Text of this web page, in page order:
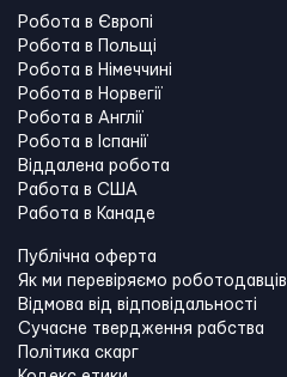
Робота в Європі
Робота в Польщі
Робота в Німеччині
Робота в Норвегії
Робота в Англії
Робота в Іспанії
Віддалена робота
Работа в США
Работа в Канадe
Публічна оферта
Як ми перевіряємо роботодавців
Відмова від відповідальності
Сучасне твердження рабства
Політика скарг